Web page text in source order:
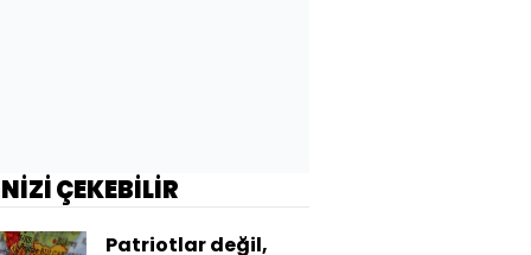
ÇEKEBİLİR
Patriotlar değil,